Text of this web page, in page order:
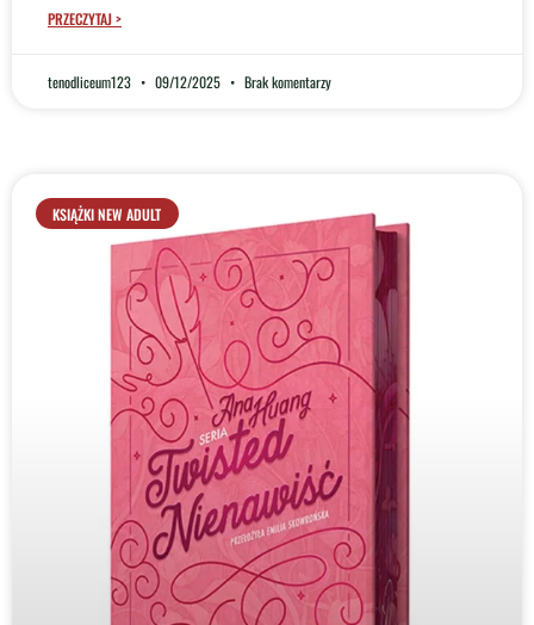
PRZECZYTAJ >
tenodliceum123 09/12/2025 Brak komentarzy
KSIĄŻKI NEW ADULT